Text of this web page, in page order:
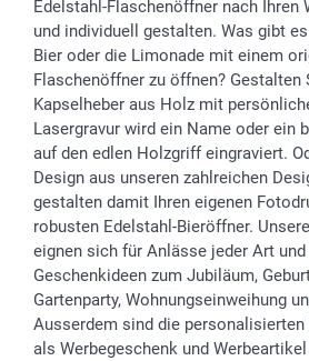
Investor Relations
B2B smartbusiness
Widerrufsrecht
Geburtstag
Geburt
Zu allen Anlässen
Zahlungsmöglichkeiten
Sitemap
Status der Bestellung
smartfriends
smartgarantie
smartbonus
Edelstahl-Flaschenöffner nach Ihren
und individuell gestalten. Was gibt
Bier oder die Limonade mit einem
Flaschenöffner zu öffnen? Gestalten
Kapselheber aus Holz mit
Lasergravur wird ein Name oder ein
auf den edlen Holzgriff eingraviert.
Design aus unseren zahlreichen
gestalten damit Ihren eigenen
robusten Edelstahl-Bieröffner.
eignen sich für Anlässe jeder Art
Geschenkideen zum Jubiläum,
Gartenparty, Wohnungseinweihung
Ausserdem sind die
als Werbegeschenk und